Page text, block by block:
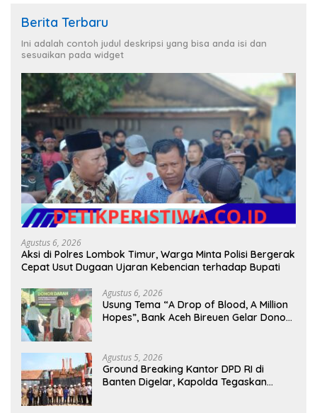
Berita Terbaru
Ini adalah contoh judul deskripsi yang bisa anda isi dan
sesuaikan pada widget
Agustus 6, 2026
Aksi di Polres Lombok Timur, Warga Minta Polisi Bergerak
Cepat Usut Dugaan Ujaran Kebencian terhadap Bupati
Agustus 6, 2026
Usung Tema “A Drop of Blood, A Million
Hopes”, Bank Aceh Bireuen Gelar Donor
Agustus 5, 2026
Ground Breaking Kantor DPD RI di
Banten Digelar, Kapolda Tegaskan